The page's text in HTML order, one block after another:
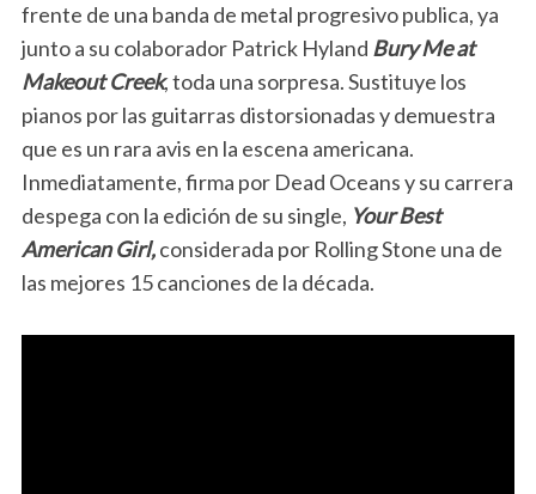
frente de una banda de metal progresivo publica, ya
junto a su colaborador Patrick Hyland Bury Me at
Makeout Creek, toda una sorpresa. Sustituye los
pianos por las guitarras distorsionadas y demuestra
que es un rara avis en la escena americana.
Inmediatamente, firma por Dead Oceans y su carrera
despega con la edición de su single, Your Best
American Girl,considerada por Rolling Stone una de
las mejores 15 canciones de la década.